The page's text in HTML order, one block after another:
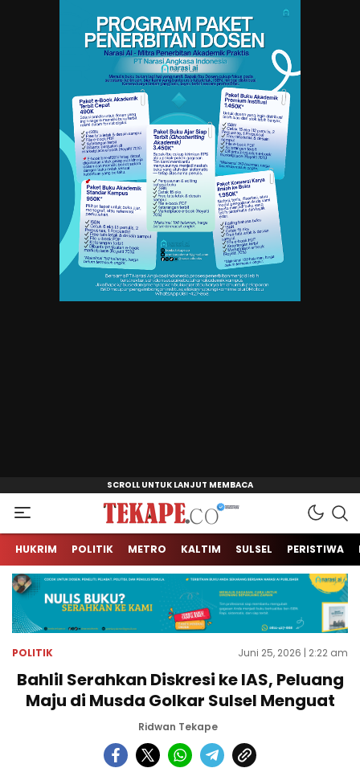
Tekape.co
Jendela Informasi Kita
HUKRIM POLITIK METRO KALTIM SULSEL PERISTIWA
POLITIK Juni 25, 2026 | 2:22 am
Bahlil Serahkan Diskresi ke IAS, Peluang
Maju di Musda Golkar Sulsel Menguat
Ridwan Tekape